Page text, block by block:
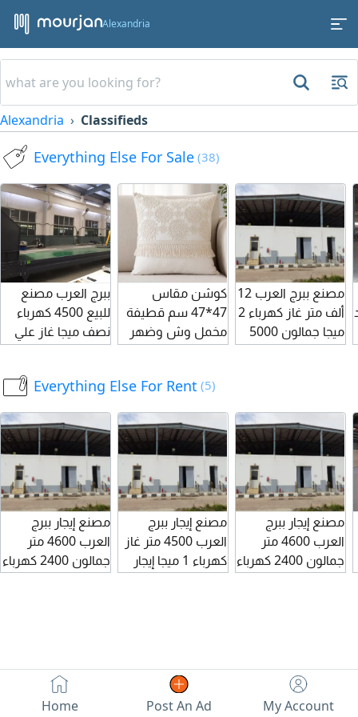
Alexandria
Alexandria Classifieds
Everything Else For Sale (38)
ببرج العرب مصنع
للبيع 4500 كهرباء
نصف ميجا غاز علي
شارعين مبنى 1850
خرسانة ارتفاع 6 متر
الدور الثاني جمالون
ارتفاع 8 متر ونصف
يصلح لجميع
الأنشطة للبيع أو
للإيجار بيع ب 35
مليون إيجار 330 ألف
كوشن مقاس
47*47 سم قطيفة
مخمل وش وضهر
مع تطريز علي الوش
مصنع ببرج العرب 12
ألف متر غاز كهرباء 2
ميجا جمالون 5000
متر مع امكانية تزويد
وسهر معادن
Everything Else For Rent (5)
مصنع إيجار ببرج
العرب 4600 متر
جمالون 2400 كهرباء
مصنع إيجار ببرج
العرب 4500 متر غاز
كهرباء 1 ميجا إيجار
أحمال
مصنع إيجار ببرج
العرب 4600 متر
جمالون 2400 كهرباء
Home Post An Ad My Account